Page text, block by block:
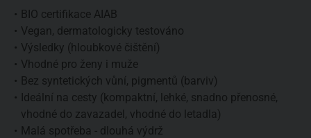
BIO certifikace AIAB
Vegan, dermatologicky testováno
Výsledky (hloubkové čištění)
Vhodné pro ženy i muže
Bez syntetických vůní, pigmentů (barviv)
Ideální na cesty (kompaktní, lehké, snadno přenosné,
vhodné do zavazadel, vhodné do letadla)
Malá spotřeba - dlouhá výdrž